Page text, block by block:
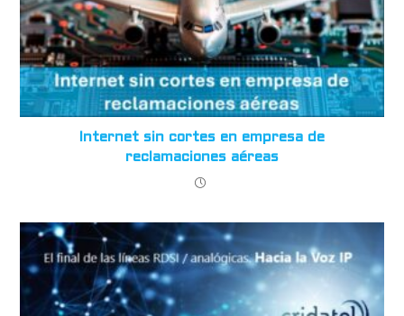
Internet sin cortes en empresa de
reclamaciones aéreas